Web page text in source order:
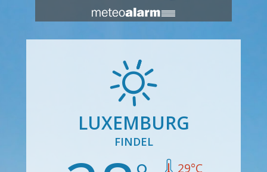
LUXEMBURG
FINDEL
29°C